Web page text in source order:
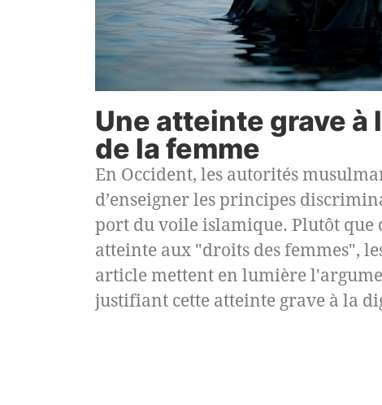
Une atteinte grave à
de la femme
En Occident, les autorités
d’enseigner les principes
port du voile islamique. Plutôt que
atteinte aux "droits des femmes",
article mettent en lumière
justifiant cette atteinte grave à la